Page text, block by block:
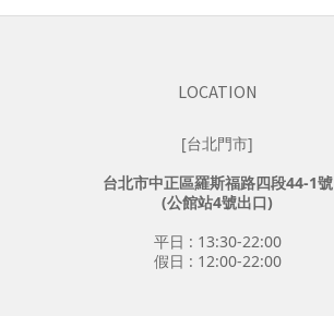
LOCATION
[台北門市]
台北市中正區羅斯福路四段44-1號
(公館站4號出口)
平日 : 13:30-22:00
假日 : 12:00-22:00